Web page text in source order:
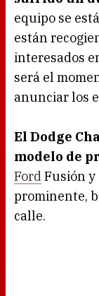
equipo se
están
interesados
será el
anunciar los
El Dodge
modelo de
FordFusión
prominente,
calle.